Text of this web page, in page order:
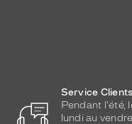
Service
Pendant l'été,
lundi au